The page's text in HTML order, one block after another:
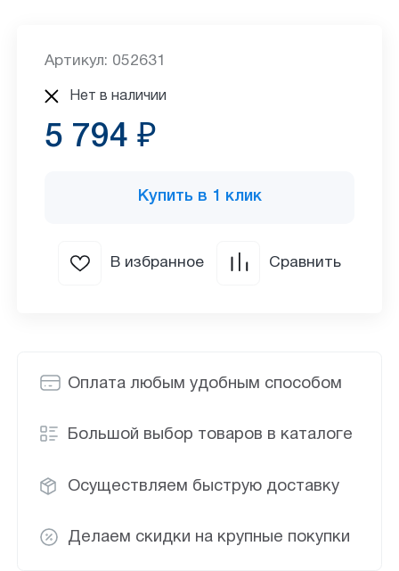
Оплата любым удобным способом
Большой выбор товаров в каталоге
Осуществляем быструю доставку
Делаем скидки на крупные покупки
Артикул: 052631
Нет в наличии
5 794 ₽
Купить в 1 клик
В избранное Сравнить